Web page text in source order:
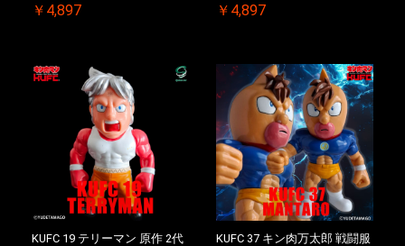
￥4,897 ￥4,897
KUFC 19 テリーマン 原作 2代
KUFC 37 キン肉万太郎 戦闘服